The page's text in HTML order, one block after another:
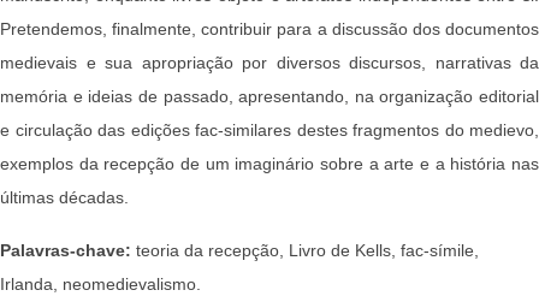
Pretendemos, finalmente, contribuir para a discussão dos documentos
medievais e sua apropriação por diversos discursos, narrativas da
memória e ideias de passado, apresentando, na organização editorial
e circulação das edições fac-similares destes fragmentos do medievo,
exemplos da recepção de um imaginário sobre a arte e a história nas
últimas décadas.
Palavras-chave: teoria da recepção, Livro de Kells, fac-símile,
Irlanda, neomedievalismo.